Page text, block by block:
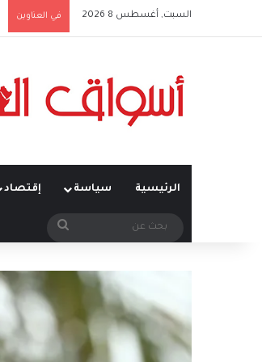
السبت, أغسطس 8 2026 في العناوين
الرئيسية سياسة إقتصاد
بحث